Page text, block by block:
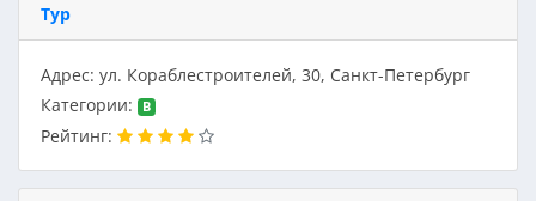
Тур
Адрес: ул. Кораблестроителей, 30, Санкт-Петербург
Категории:
B
Рейтинг: